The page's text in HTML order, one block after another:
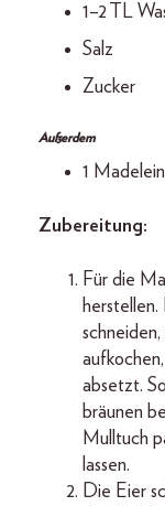
1–2 TL
Salz
Zucker
Außerdem
1
Zubereitung:
Für die
absetzt.
bräunen
Mulltuch
lassen.
Die Eier